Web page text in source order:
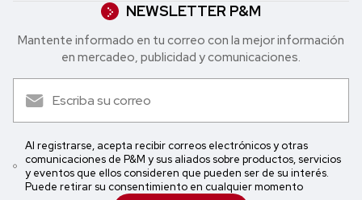
NEWSLETTER P&M
Mantente informado en tu correo con la mejor in formación
en mercadeo, publicidad y comunicaciones.
Al registrarse, acepta recibir correos electrónicos y otras
comunicaciones de P&M y sus aliados sobre productos, servicios
y eventos que ellos consideren que pueden ser de su interés.
Puede retirar su consentimiento en cualquier momento